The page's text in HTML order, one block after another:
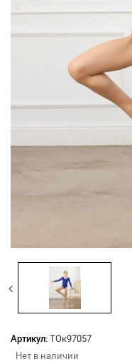
Артикул:ТОк97057
Нет в наличии